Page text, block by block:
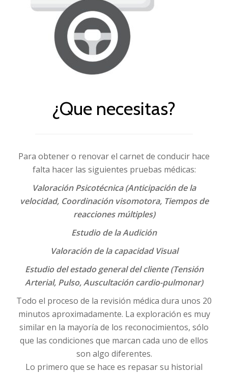
¿Que necesitas?
Para obtener o renovar el carnet de conducir hace
falta hacer las siguientes pruebas médicas:
Valoración Psicotécnica (Anticipación de la
velocidad, Coordinación visomotora, Tiempos de
reacciones múltiples)
Estudio de la Audición
Valoración de la capacidad Visual
Estudio del estado general del cliente (Tensión
Arterial, Pulso, Auscultación cardio-pulmonar)
Todo el proceso de la revisión médica dura unos 20
minutos aproximadamente. La exploración es muy
similar en la mayoría de los reconocimientos, sólo
que las condiciones que marcan cada uno de ellos
son algo diferentes.
Lo primero que se hace es repasar su historial